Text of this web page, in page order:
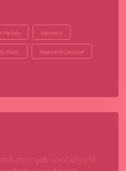
Melody Harmony
Music Peacefull Classical